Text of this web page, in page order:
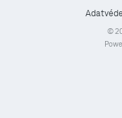
elnézéseteket,
köszönjük, üdvözlettel:
©